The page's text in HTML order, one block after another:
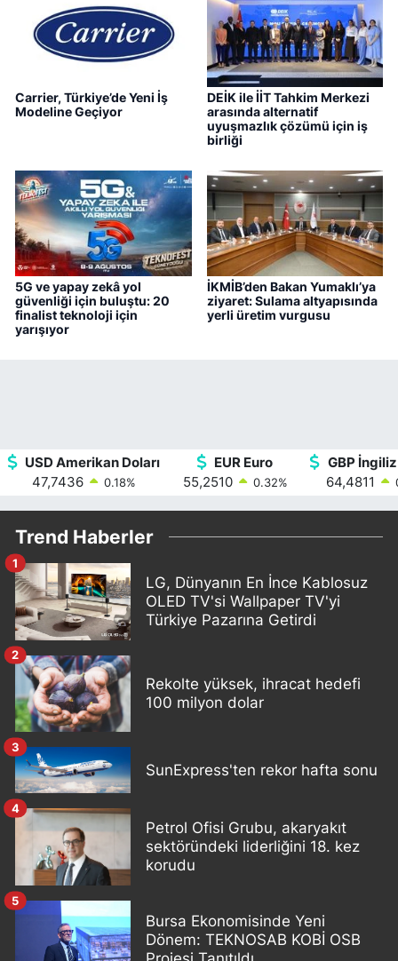
Carrier, Türkiye’de Yeni İş
Modeline Geçiyor
DEİK ile İİT Tahkim Merkezi
arasında alternatif
uyuşmazlık çözümü için iş
birliği
5G ve yapay zekâ yol
güvenliği için buluştu: 20
finalist teknoloji için
yarışıyor
İKMİB’den Bakan Yumaklı’ya
ziyaret: Sulama altyapısında
yerli üretim vurgusu
USD Amerikan Doları
47,7436
0.18%
EUR Euro
55,2510
0.32%
GBP
64,4811
Trend Haberler
LG, Dünyanın En İnce Kablosuz
OLED TV'si Wallpaper TV'yi
Türkiye Pazarına Getirdi
1
Rekolte yüksek, ihracat hedefi
100 milyon dolar
2
SunExpress'ten rekor hafta sonu
3
Petrol Ofisi Grubu, akaryakıt
sektöründeki liderliğini 18. kez
korudu
4
Bursa Ekonomisinde Yeni
Dönem: TEKNOSAB KOBİ OSB
5